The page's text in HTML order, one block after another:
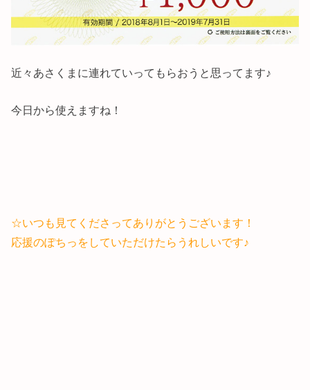
近々あさくまに連れていってもらおうと思ってます♪
今日から使えますね！
☆いつも見てくださってありがとうございます！
応援のぽちっをしていただけたらうれしいです♪